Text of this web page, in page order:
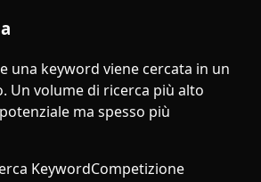
una keyword viene cercata in un
Un volume di ricerca più alto
ma spesso più
KeywordCompetizione